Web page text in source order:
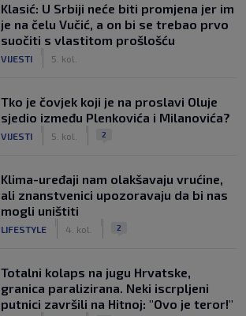
Klasić: U Srbiji neće biti promjena jer im
je na čelu Vučić, a on bi se trebao prvo
suočiti s vlastitom prošlošću
VIJESTI 5. kol.
Tko je čovjek koji je na proslavi Oluje
sjedio između Plenkovića i Milanovića?
VIJESTI 5. kol. 2
Klima-uređaji nam olakšavaju vrućine,
ali znanstvenici upozoravaju da bi nas
mogli uništiti
LIFESTYLE 4. kol. 2
Totalni kolaps na jugu Hrvatske,
granica paralizirana. Neki iscrpljeni
putnici završili na Hitnoj: "Ovo je teror!"